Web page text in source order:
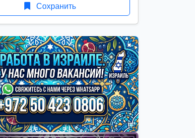
Сохранить